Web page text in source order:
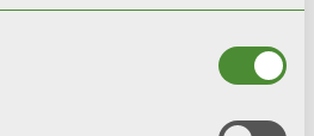
файлів cookie